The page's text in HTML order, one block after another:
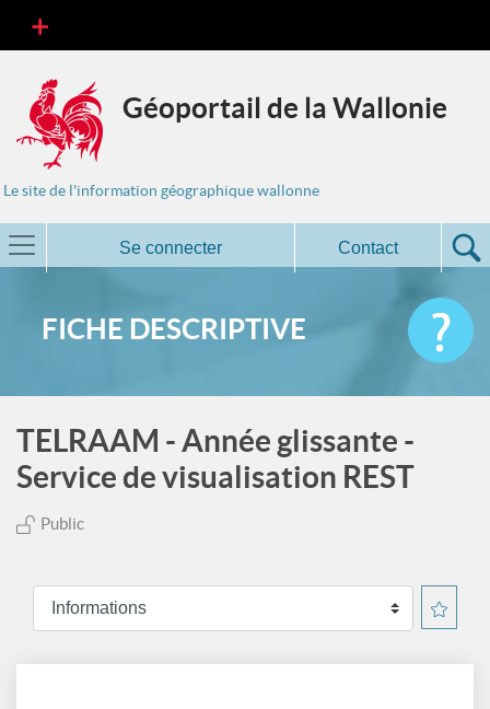
Géoportail de la Wallonie
Le site de l'information géographique wallonne
Se connecter Contact
FICHE DESCRIPTIVE
TELRAAM - Année glissante -
Service de visualisation REST
Public